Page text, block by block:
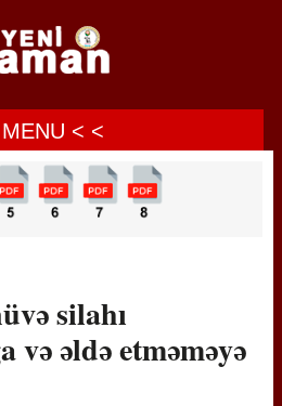
< <
silahı
və əldə etməməyə